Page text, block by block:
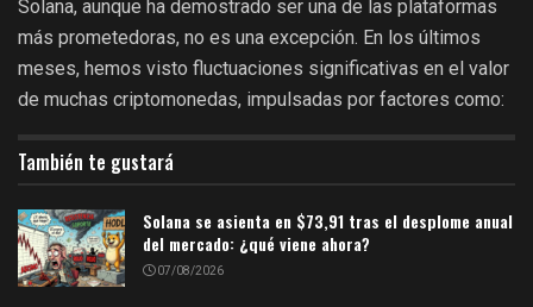
Solana, aunque ha demostrado ser una de las plataformas
más prometedoras, no es una excepción. En los últimos
meses, hemos visto fluctuaciones significativas en el valor
de muchas criptomonedas, impulsadas por factores como:
También te gustará
Solana se asienta en $73,91 tras el desplome anual
del mercado: ¿qué viene ahora?
07/08/2026